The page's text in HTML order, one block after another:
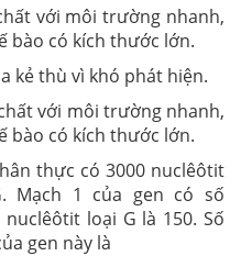
với môi trường nhanh,
bào có kích thước lớn.
kẻ thù vì khó phát hiện.
với môi trường nhanh,
bào có kích thước lớn.
thực có 3000 nuclêôtit
Mạch 1 của gen có số
loại G là 150. Số
gen này là